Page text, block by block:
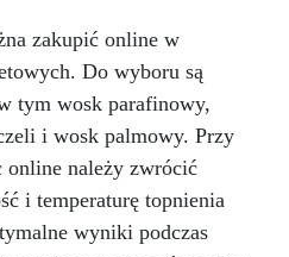
żywice gwarantują
i stabilność koloru
wiele lat.
zakupić online w
Do wyboru są
tym wosk parafinowy,
i wosk palmowy. Przy
online należy zwrócić
i temperaturę topnienia
wyniki podczas